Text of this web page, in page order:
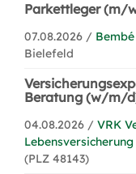
Parkettleger (m/
07.08.2026 /
Bielefeld
Beratung (w/m/
04.08.2026 / VRK
Lebensversicherung
(PLZ 48143)